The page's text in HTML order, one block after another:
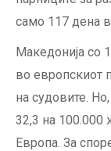
само 117 дена
Македонија со
во европскиот
на судовите.
32,3 на 100.000
Европа. За